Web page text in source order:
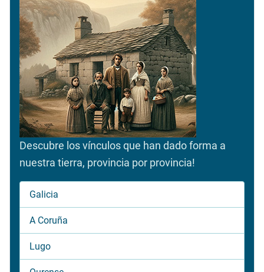
Descubre los vínculos que han dado forma a
nuestra tierra, provincia por provincia!
Galicia
A Coruña
Lugo